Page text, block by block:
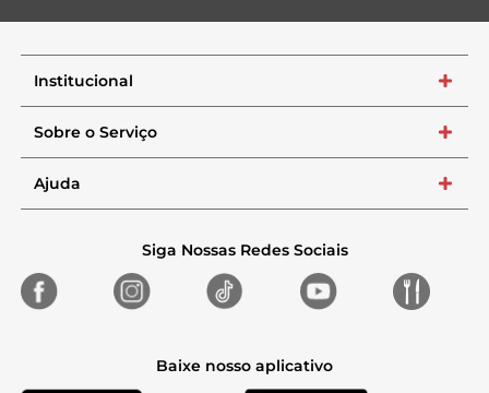
Institucional +
Sobre o Serviço +
Ajuda +
Siga Nossas Redes Sociais
Baixe nosso aplicativo